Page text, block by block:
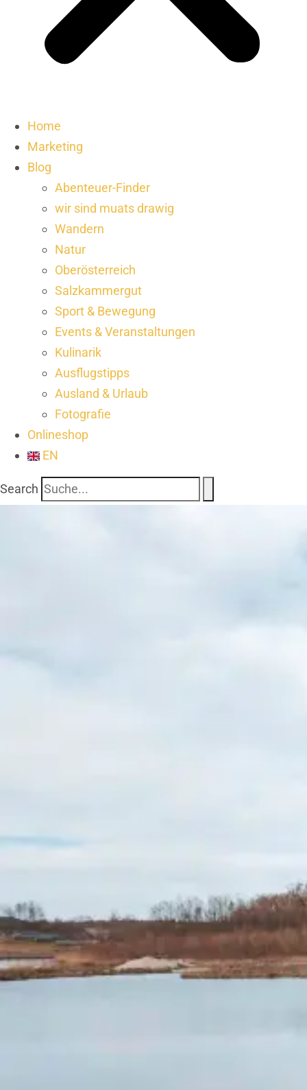
Home
Marketing
Blog
Abenteuer-Finder
wir sind muats drawig
Wandern
Natur
Oberösterreich
Salzkammergut
Sport & Bewegung
Events & Veranstaltungen
Kulinarik
Ausflugstipps
Ausland & Urlaub
Fotografie
Onlineshop
EN
Search